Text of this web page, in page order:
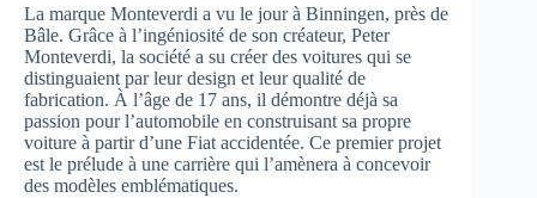
La marque Monteverdi a vu le jour à Binningen, près de
Bâle. Grâce à l’ingéniosité de son créateur, Peter
Monteverdi, la société a su créer des voitures qui se
distinguaient par leur design et leur qualité de
fabrication. À l’âge de 17 ans, il démontre déjà sa
passion pour l’automobile en construisant sa propre
voiture à partir d’une Fiat accidentée. Ce premier projet
est le prélude à une carrière qui l’amènera à concevoir
des modèles emblématiques.